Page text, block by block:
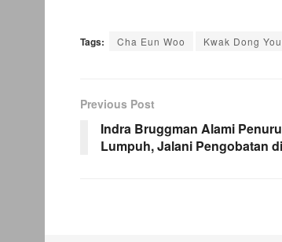
Tags: Cha Eun Woo Kwak Dong
Previous Post
Indra Bruggman Alami
Lumpuh, Jalani Pengobatan